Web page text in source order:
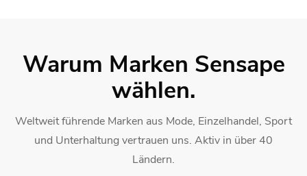
Warum Marken Sensape
wählen.
Weltweit führende Marken aus Mode, Einzelhandel, Sport
und Unterhaltung vertrauen uns. Aktiv in über 40
Ländern.